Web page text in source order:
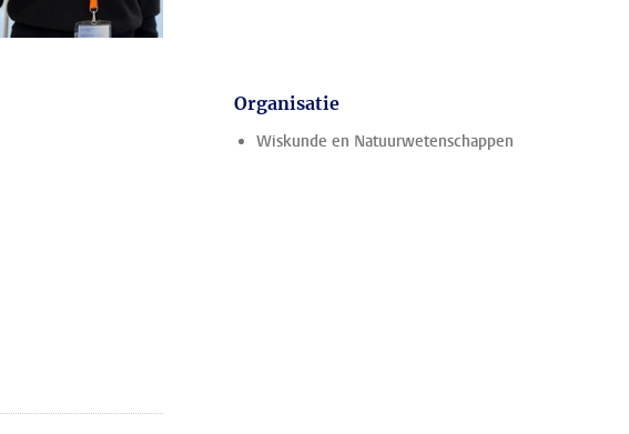
Organisatie
Wiskunde en Natuurwetenschappen